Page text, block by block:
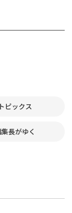
トピックス
長がゆく